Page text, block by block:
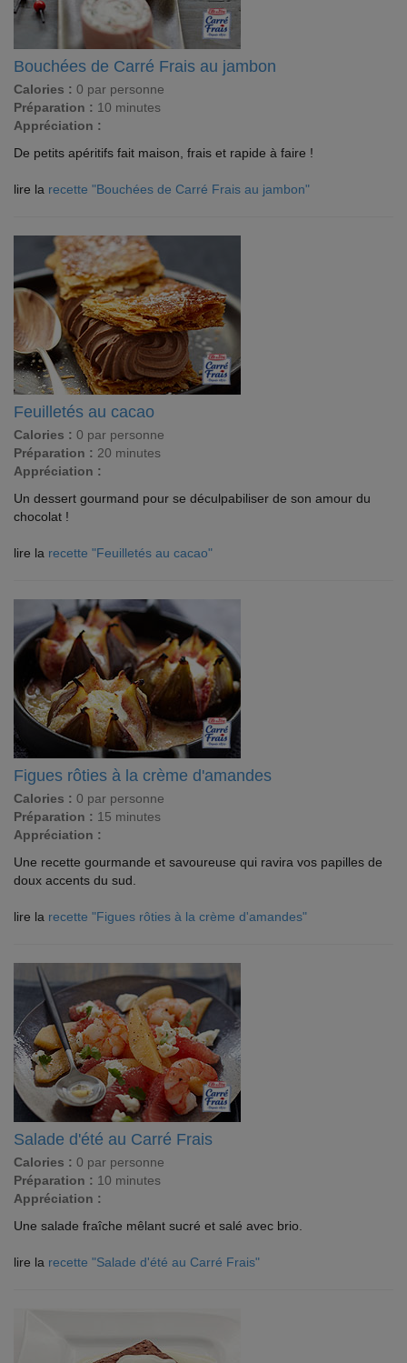
Bouchées de Carré Frais au jambon
Calories : 0 par personne
Préparation : 10 minutes
Appréciation :
De petits apéritifs fait maison, frais et rapide à faire !
lire la recette "Bouchées de Carré Frais au jambon"
Feuilletés au cacao
Calories : 0 par personne
Préparation : 20 minutes
Appréciation :
Un dessert gourmand pour se déculpabiliser de son amour du
chocolat !
lire la recette "Feuilletés au cacao"
Figues rôties à la crème d'amandes
Calories : 0 par personne
Préparation : 15 minutes
Appréciation :
Une recette gourmande et savoureuse qui ravira vos papilles de
doux accents du sud.
lire la recette "Figues rôties à la crème d'amandes"
Salade d'été au Carré Frais
Calories : 0 par personne
Préparation : 10 minutes
Appréciation :
Une salade fraîche mêlant sucré et salé avec brio.
lire la recette "Salade d'été au Carré Frais"